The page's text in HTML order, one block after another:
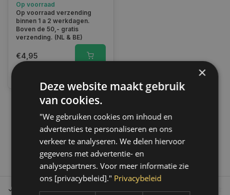
Op voorraad
Op voorraad verzending
binnen 1 a 2 werkdagen.
Boven de 50,- gratis
verzending. (NL & BE)
€4,95
1
Tot 30 dagen retour sturen. Op werkdagen voor 14.00 uur
×
Deze website maakt gebruik
van cookies.
"We gebruiken cookies om inhoud en
advertenties te personaliseren en ons
verkeer te analyseren. We delen hiervoor
gegevens met advertentie- en
analysepartners. Voor meer informatie zie
ons [privacybeleid]." Privacybeleid